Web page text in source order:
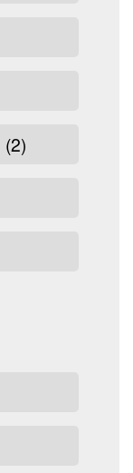
(2)